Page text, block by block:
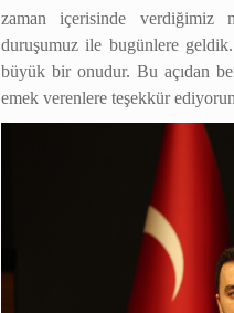
zaman içerisinde verdiğimiz
duruşumuz ile bugünlere
büyük bir onudur. Bu açıdan
emek verenlere teşekkür